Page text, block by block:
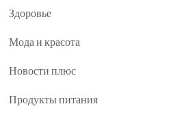
Здоровье
Мода и красота
Новости плюс
Продукты питания